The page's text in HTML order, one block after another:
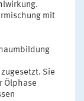
mit
Sie
Ölphase